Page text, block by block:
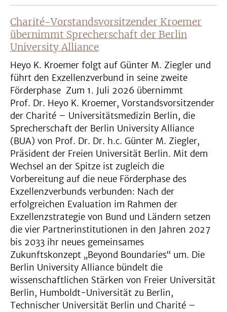
Charité-Vorstandsvorsitzender Kroemer
übernimmt Sprecherschaft der Berlin
University Alliance
Heyo K. Kroemer folgt auf Günter M. Ziegler und
führt den Exzellenzverbund in seine zweite
Förderphase Zum 1. Juli 2026 übernimmt
Prof. Dr. Heyo K. Kroemer, Vorstandsvorsitzender
der Charité – Universitätsmedizin Berlin, die
Sprecherschaft der Berlin University Alliance
(BUA) von Prof. Dr. Dr. h.c. Günter M. Ziegler,
Präsident der Freien Universität Berlin. Mit dem
Wechsel an der Spitze ist zugleich die
Vorbereitung auf die neue Förderphase des
Exzellenzverbunds verbunden: Nach der
erfolgreichen Evaluation im Rahmen der
Exzellenzstrategie von Bund und Ländern setzen
die vier Partnerinstitutionen in den Jahren 2027
bis 2033 ihr neues gemeinsames
Zukunftskonzept „Beyond Boundaries“ um. Die
Berlin University Alliance bündelt die
wissenschaftlichen Stärken von Freier Universität
Berlin, Humboldt-Universität zu Berlin,
Technischer Universität Berlin und Charité –